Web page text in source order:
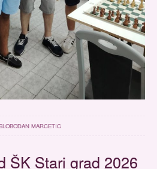
MARCETIC
ŠK Stari grad 2026